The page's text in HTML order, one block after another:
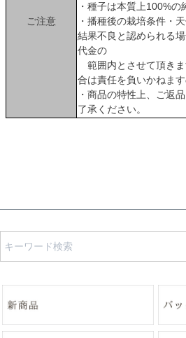
ご注意
・種子は本質上100%の
・播種後の栽培条件・
結果不良と認められる
代金の
範囲内とさせて頂き
合は責任を負いかねま
・商品の特性上、ご返
了承ください。